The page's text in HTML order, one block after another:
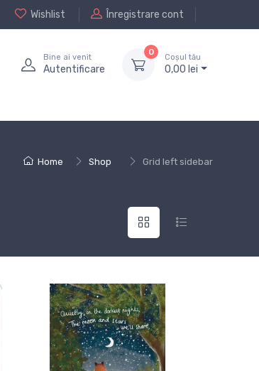
Wishlist Înregistrare cont
Bine ai venit
Autentificare
0
Coșul tău
0,00 lei
Home Shop Grid left sidebar